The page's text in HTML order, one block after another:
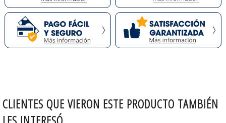
CLIENTES QUE VIERON ESTE PRODUCTO TAMBIÉN